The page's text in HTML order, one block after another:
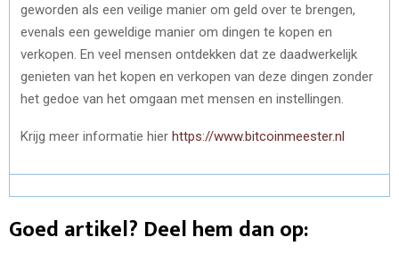
geworden als een veilige manier om geld over te brengen,
evenals een geweldige manier om dingen te kopen en
verkopen. En veel mensen ontdekken dat ze daadwerkelijk
genieten van het kopen en verkopen van deze dingen zonder
het gedoe van het omgaan met mensen en instellingen.
Krijg meer informatie hier https://www.bitcoinmeester.nl
Goed artikel? Deel hem dan op: